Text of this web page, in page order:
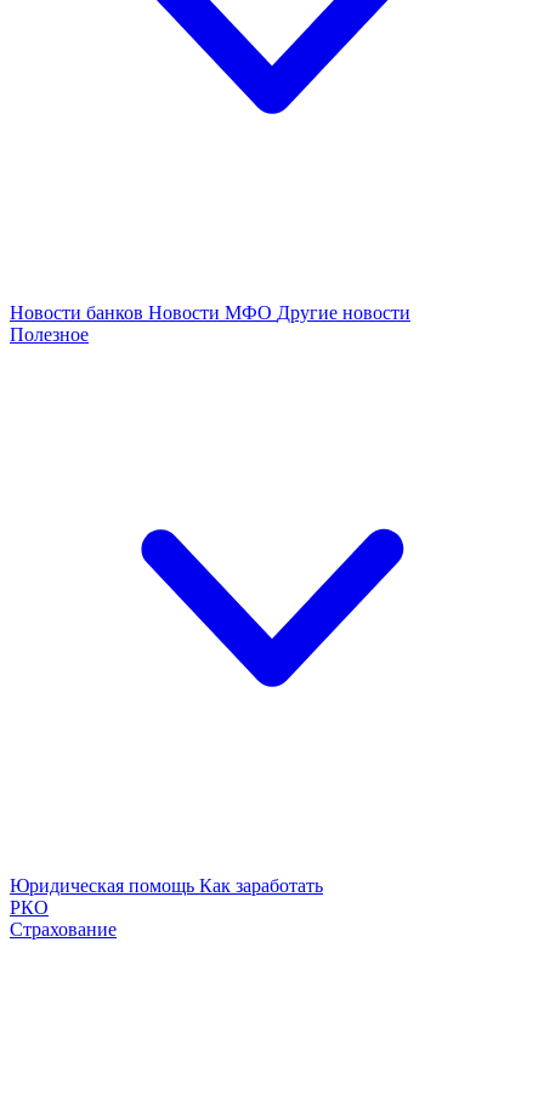
Новости банков Новости МФО Другие новости
Полезное
Юридическая помощь Как заработать
РКО
Страхование